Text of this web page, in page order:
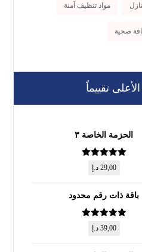
مواد تنظيف آمنة
صحية
تقييماً
الحزمة الخاصة ٣
تم التقييم
من 5
29,00 د.إ
باقة ذات رقم محدود
تم التقييم
من 5
39,00 د.إ